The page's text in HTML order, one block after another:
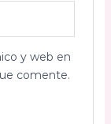
y web en
comente.